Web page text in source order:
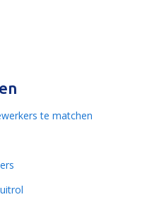
te matchen